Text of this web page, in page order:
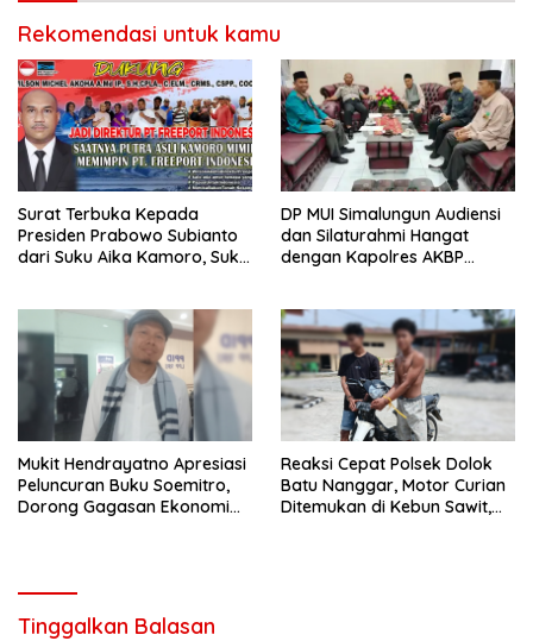
Rekomendasi untuk kamu
Surat Terbuka Kepada
Presiden Prabowo Subianto
dari Suku Aika Kamoro, Suku
DP MUI Simalungun Audiensi
dan Silaturahmi Hangat
dengan Kapolres AKBP
Mukit Hendrayatno Apresiasi
Peluncuran Buku Soemitro,
Dorong Gagasan Ekonomi
Reaksi Cepat Polsek Dolok
Batu Nanggar, Motor Curian
Ditemukan di Kebun Sawit,
Tinggalkan Balasan